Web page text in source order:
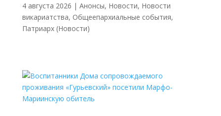
4 августа 2026 | Анонсы, Новости, Новости
викариатства, Общеепархиальные события,
Патриарх (Новости)